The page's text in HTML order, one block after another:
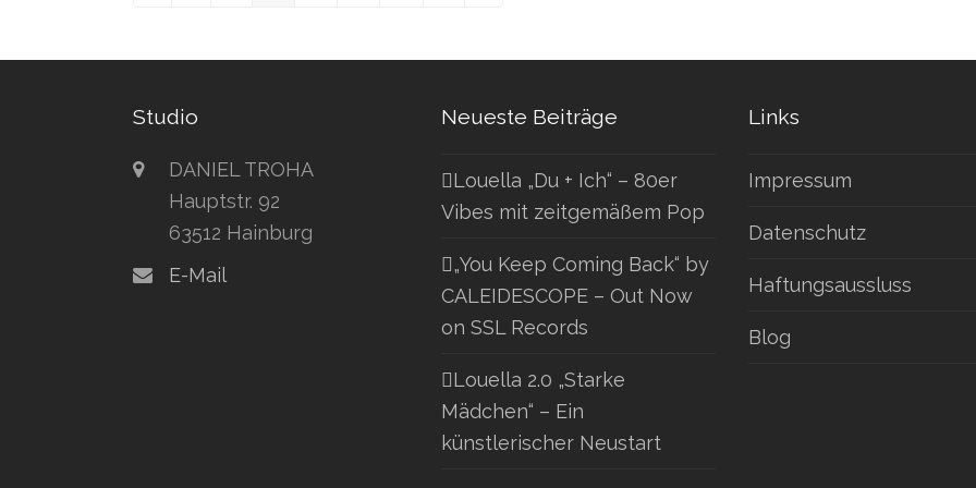
Studio
DANIEL TROHA
Hauptstr. 92
63512 Hainburg
E-Mail
Neueste Beiträge
Louella „Du + Ich“ – 80er
Vibes mit zeitgemäßem Pop
„You Keep Coming Back“ by
CALEIDESCOPE – Out Now
on SSL Records
Louella 2.0 „Starke
Mädchen“ – Ein
künstlerischer Neustart
Links
Impressum
Datenschutz
Haftungsaussluss
Blog